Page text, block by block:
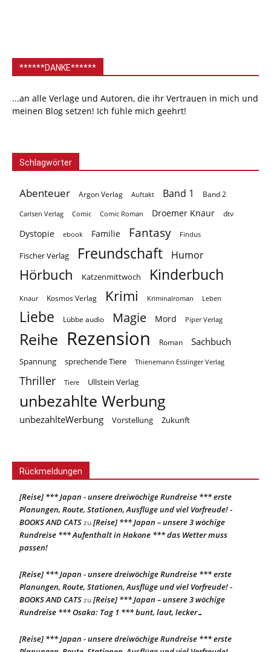
******DANKE******
...an alle Verlage und Autoren, die ihr Vertrauen in mich und
meinen Blog setzen! Ich fühle mich geehrt!
Schlagwörter
Abenteuer Argon Verlag Auftakt Band 1 Band 2
Carlsen Verlag Comic Comic Roman Droemer Knaur dtv
Dystopie ebook Familie Fantasy Findus
Fischer Verlag Freundschaft Humor
Hörbuch Katzenmittwoch Kinderbuch
Knaur Kosmos Verlag Krimi Kriminalroman Leben
Liebe Lübbe audio Magie Mord Piper Verlag
Reihe Rezension Roman Sachbuch
Spannung sprechende Tiere Thienemann Esslinger Verlag
Thriller Tiere Ullstein Verlag
unbezahlte Werbung
unbezahlteWerbung Vorstellung Zukunft
Rückmeldungen
[Reise] *** Japan - unsere dreiwöchige Rundreise *** erste
Planungen, Route, Stationen, Ausflüge und viel Vorfreude! -
BOOKS AND CATSzu[Reise] *** Japan – unsere 3 wöchige
Rundreise *** Aufenthalt in Hakone *** das Wetter muss
passen!
[Reise] *** Japan - unsere dreiwöchige Rundreise *** erste
Planungen, Route, Stationen, Ausflüge und viel Vorfreude! -
BOOKS AND CATSzu[Reise] *** Japan – unsere 3 wöchige
Rundreise *** Osaka: Tag 1 *** bunt, laut, lecker…
[Reise] *** Japan - unsere dreiwöchige Rundreise *** erste